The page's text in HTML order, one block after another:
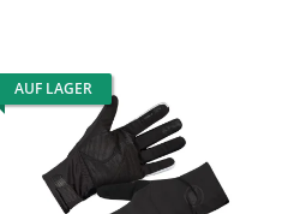
AUF LAGER